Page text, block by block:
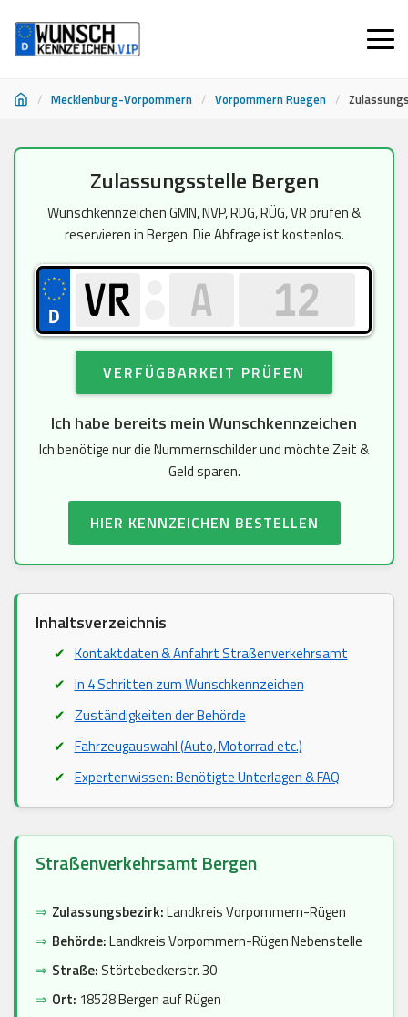
/ Mecklenburg-Vorpommern / Vorpommern Ruegen /
springen
Zulassungsstelle Bergen
Wunschkennzeichen GMN, NVP, RDG, RÜG, VR prüfen &
reservieren in Bergen. Die Abfrage ist kostenlos.
VERFÜGBARKEIT PRÜFEN
Ich habe bereits mein Wunschkennzeichen
Ich benötige nur die Nummernschilder und möchte Zeit &
Geld sparen.
HIER KENNZEICHEN BESTELLEN
Inhaltsverzeichnis
Kontaktdaten & Anfahrt Straßenverkehrsamt
In 4 Schritten zum Wunschkennzeichen
Zuständigkeiten der Behörde
Fahrzeugauswahl (Auto, Motorrad etc.)
Expertenwissen: Benötigte Unterlagen & FAQ
Straßenverkehrsamt Bergen
⇒ Zulassungsbezirk:Landkreis Vorpommern-Rügen
⇒ Behörde:Landkreis Vorpommern-Rügen Nebenstelle
⇒ Straße: Störtebeckerstr. 30
⇒ Ort: 18528 Bergen auf Rügen